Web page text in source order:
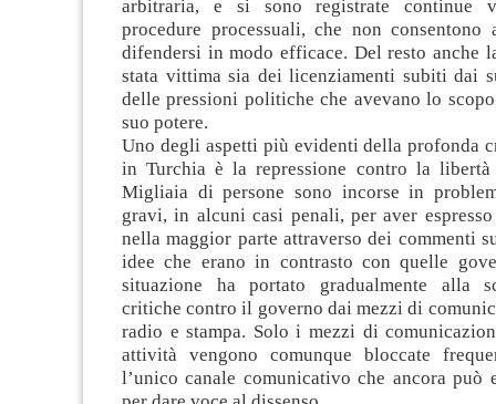
arbitraria, e si sono registrate continue
procedure processuali, che non
difendersi in modo efficace. Del resto anche
stata vittima sia dei licenziamenti subiti dai
delle pressioni politiche che avevano lo
suo potere.
Uno degli aspetti più evidenti della profonda
in Turchia è la repressione contro la libertà
Migliaia di persone sono incorse in
gravi, in alcuni casi penali, per aver
nella maggior parte attraverso dei commenti
idee che erano in contrasto con quelle
situazione ha portato gradualmente alla
critiche contro il governo dai mezzi di
radio e stampa. Solo i mezzi di
attività vengono comunque bloccate
l’unico canale comunicativo che ancora può